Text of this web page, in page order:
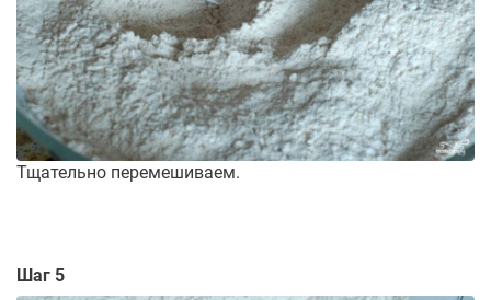
Тщательно перемешиваем.
Шаг 5